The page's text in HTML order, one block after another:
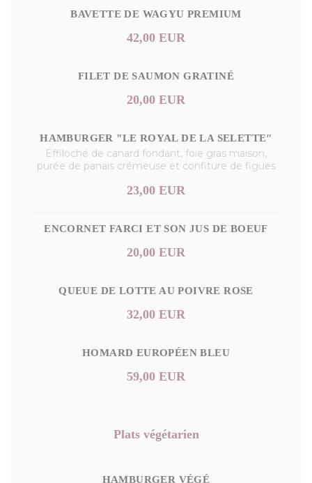
BAVETTE DE WAGYU PREMIUM
42,00 EUR
FILET DE SAUMON GRATINÉ
20,00 EUR
HAMBURGER "LE ROYAL DE LA SELETTE"
Effiloché de canard fondant, foie gras maison,
purée de panais crémeuse et confiture de figues
23,00 EUR
ENCORNET FARCI ET SON JUS DE BOEUF
20,00 EUR
QUEUE DE LOTTE AU POIVRE ROSE
32,00 EUR
HOMARD EUROPÉEN BLEU
59,00 EUR
Plats végétarien
HAMBURGER VÉGÉ